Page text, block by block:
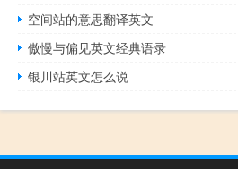
空间站的意思翻译英文
傲慢与偏见英文经典语录
银川站英文怎么说